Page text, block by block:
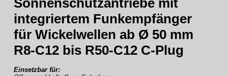
Sonnenschutzantriebe mit
integriertem Funkempfänger
für Wickelwellen ab Ø 50 mm
R8-C12 bis R50-C12 C-Plug
Einsetzbar für: